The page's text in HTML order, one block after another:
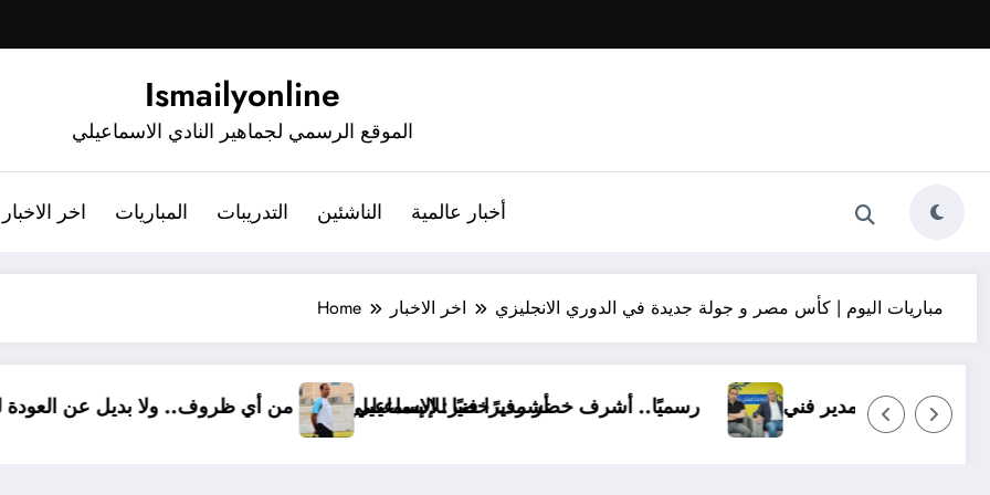
Ismailyonline
الموقع الرسمي لجماهير النادي الاسماعيلي
اخر الاخبار المباريات التدريبات الناشئين أخبار عالمية
Home اخر الاخبار مباريات اليوم | كأس مصر و جولة جديدة في الدوري الانجليزي
أشرف خضر: الإسماعيلي أقوى من أي ظروف.. ولا
رسميًا.. أشرف خضر مديرًا فنيًا للإسماعيلي ناشئًا وبدون مدير فني